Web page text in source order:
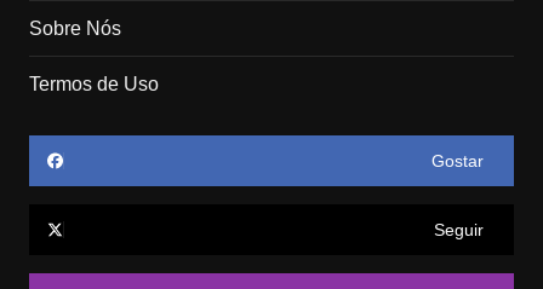
Sobre Nós
Termos de Uso
Gostar
Seguir